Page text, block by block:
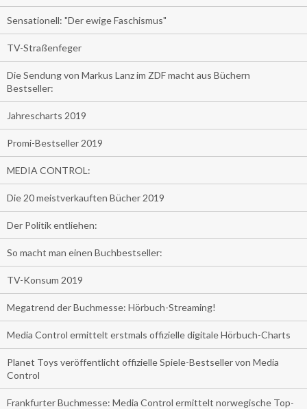
Sensationell: "Der ewige Faschismus"
TV-Straßenfeger
Die Sendung von Markus Lanz im ZDF macht aus Büchern
Bestseller:
Jahrescharts 2019
Promi-Bestseller 2019
MEDIA CONTROL:
Die 20 meistverkauften Bücher 2019
Der Politik entliehen:
So macht man einen Buchbestseller:
TV-Konsum 2019
Megatrend der Buchmesse: Hörbuch-Streaming!
Media Control ermittelt erstmals offizielle digitale Hörbuch-Charts
Planet Toys veröffentlicht offizielle Spiele-Bestseller von Media
Control
Frankfurter Buchmesse: Media Control ermittelt norwegische Top-